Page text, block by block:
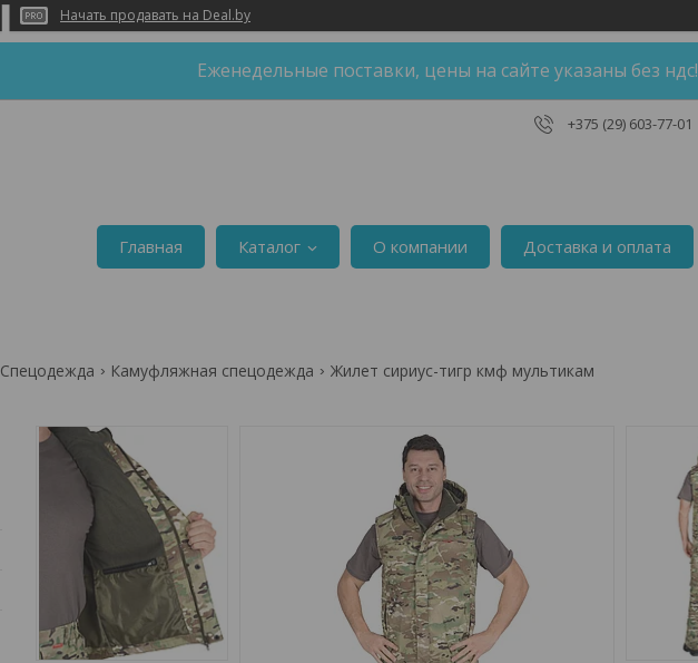
Начать продавать на Deal.by
Еженедельные поставки, цены на сайте указаны без ндс!
+375 (29) 603-77-01
Главная Каталог О компании Доставка и оплата
Спецодежда Камуфляжная спецодежда Жилет сириус-тигр кмф мультикам